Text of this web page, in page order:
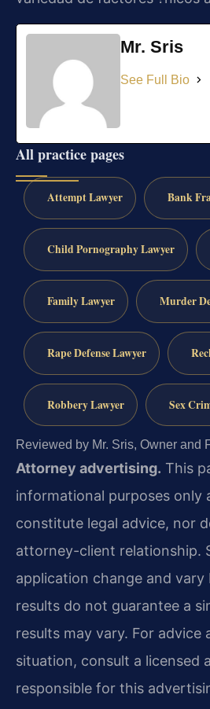
Mr. Sris
See Full Bio
All practice pages
Attempt Lawyer Bank
Child Pornography Lawyer
Family Lawyer Murder
Rape Defense Lawyer
Robbery Lawyer Sex
Reviewed by Mr. Sris, Owner and
Attorney advertising. This
informational purposes only
constitute legal advice, nor
attorney-client relationship.
application change and vary
results do not guarantee a
results may vary. For advice
situation, consult a licensed
responsible for this